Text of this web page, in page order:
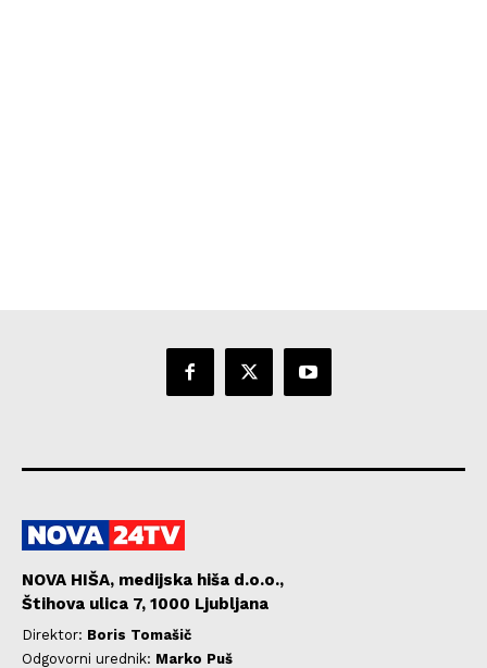
NOVA HIŠA, medijska hiša d.o.o.,
Štihova ulica 7, 1000 Ljubljana
Direktor: Boris Tomašič
Odgovorni urednik: Marko Puš